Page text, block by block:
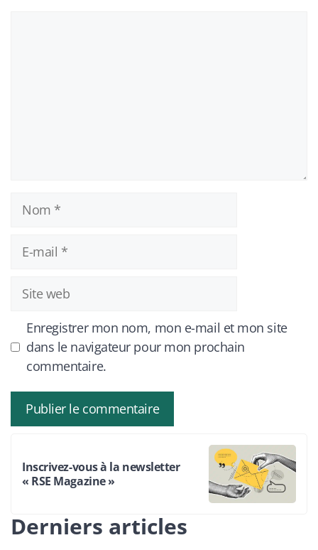
Nom
mail
Site
web
Enregistrer mon nom, mon e-mail et mon site
dans le navigateur pour mon prochain
commentaire.
Inscrivez-vous à la newsletter
« RSE Magazine »
Derniers articles